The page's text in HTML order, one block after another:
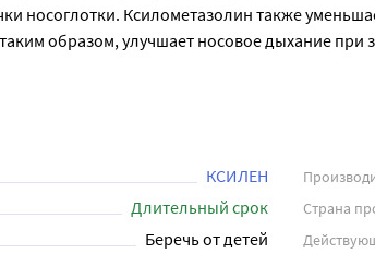
носоглотки. Ксилометазолин также
образом, улучшает носовое дыхание при
всей ночи).
КСИЛЕН
Длительный срок Страна
Беречь от детей